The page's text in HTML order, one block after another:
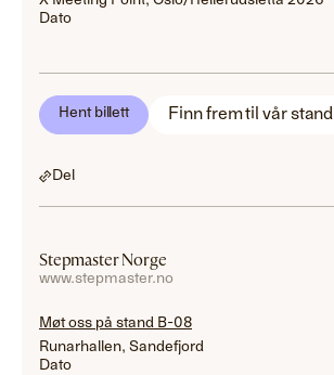
Dato
Hent billett Finn frem til vår stand
Del
Stepmaster Norge
www.stepmaster.no
Møt oss på stand B-08
Runarhallen, Sandefjord
Dato